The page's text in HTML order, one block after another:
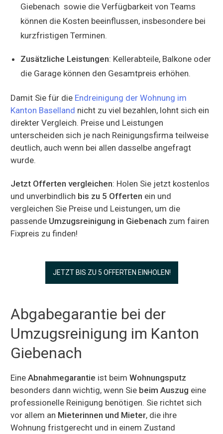
Giebenach sowie die Verfügbarkeit von Teams
können die Kosten beeinflussen, insbesondere bei
kurzfristigen Terminen.
Zusätzliche Leistungen: Kellerabteile, Balkone oder
die Garage können den Gesamtpreis erhöhen.
Damit Sie für die Endreinigung der Wohnung im
Kanton Baselland nicht zu viel bezahlen, lohnt sich ein
direkter Vergleich. Preise und Leistungen
unterscheiden sich je nach Reinigungsfirma teilweise
deutlich, auch wenn bei allen dasselbe angefragt
wurde.
Jetzt Offerten vergleichen: Holen Sie jetzt kostenlos
und unverbindlich bis zu 5 Offerten ein und
vergleichen Sie Preise und Leistungen, um die
passende Umzugsreinigung in Giebenach zum fairen
Fixpreis zu finden!
JETZT BIS ZU 5 OFFERTEN EINHOLEN!
Abgabegarantie bei der
Umzugsreinigung im Kanton
Giebenach
Eine Abnahmegarantie ist beim Wohnungsputz
besonders dann wichtig, wenn Sie beim Auszug eine
professionelle Reinigung benötigen. Sie richtet sich
vor allem an Mieterinnen und Mieter, die ihre
Wohnung fristgerecht und in einem Zustand